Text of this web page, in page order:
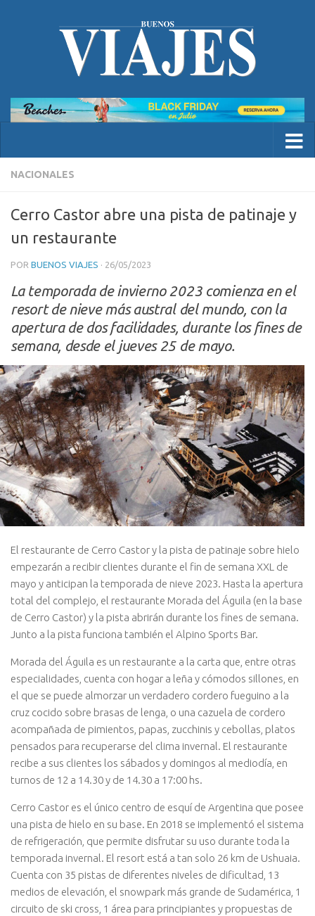
NACIONALES
Cerro Castor abre una pista de patinaje y
un restaurante
POR BUENOS VIAJES · 26/05/2023
La temporada de invierno 2023 comienza en el
resort de nieve más austral del mundo, con la
apertura de dos facilidades, durante los fines de
semana, desde el jueves 25 de mayo.
El restaurante de Cerro Castor y la pista de patinaje sobre hielo
empezarán a recibir clientes durante el fin de semana XXL de
mayo y anticipan la temporada de nieve 2023. Hasta la apertura
total del complejo, el restaurante Morada del Águila (en la base
de Cerro Castor) y la pista abrirán durante los fines de semana.
Junto a la pista funciona también el Alpino Sports Bar.
Morada del Águila es un restaurante a la carta que, entre otras
especialidades, cuenta con hogar a leña y cómodos sillones, en
el que se puede almorzar un verdadero cordero fueguino a la
cruz cocido sobre brasas de lenga, o una cazuela de cordero
acompañada de pimientos, papas, zucchinis y cebollas, platos
pensados para recuperarse del clima invernal. El restaurante
recibe a sus clientes los sábados y domingos al mediodía, en
turnos de 12 a 14.30 y de 14.30 a 17:00 hs.
Cerro Castor es el único centro de esquí de Argentina que posee
una pista de hielo en su base. En 2018 se implementó el sistema
de refrigeración, que permite disfrutar su uso durante toda la
temporada invernal. El resort está a tan solo 26 km de Ushuaia.
Cuenta con 35 pistas de diferentes niveles de dificultad, 13
medios de elevación, el snowpark más grande de Sudamérica, 1
circuito de ski cross, 1 área para principiantes y propuestas de